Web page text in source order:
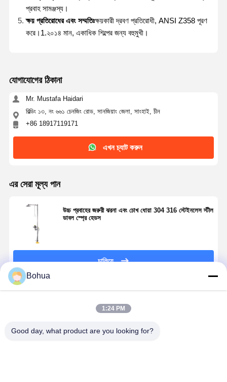
প্রবাহ সামঞ্জস্য।
ক্ষয় প্রতিরোধের এবং সম্মতিঃক্ষয়কারী দ্রবণ প্রতিরোধী, ANSI Z358 পূরণ
করে।1.২০১৪ মান, একাধিক শিল্পের জন্য বহুমুখী।
যোগাযোগের ঠিকানা
Mr. Mustafa Haidari
বিল্ডিং ১৩, নং ৬৬১ চেনজিং রোড, সানজিয়াং জেলা, সাংহাই, চীন
+86 18917119171
এখন চ্যাট করুন
এর সেরা মূল্য পান
উচ্চ প্রবাহের জরুরী ঝরনা এবং চোখ ধোয়া 304 316 স্টেইনলেস স্টীল
ডাবল স্প্রে হেডস
চালিয়ে
Bohua
1:24 PM
Good day, what product are you looking for?